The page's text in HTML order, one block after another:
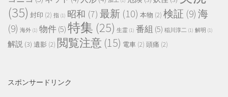
(35) 封印 (2) 指 (1) 昭和 (7) 最新 (10) 本物 (2) 検証 (9) 海
(9) 海外 (1) 物件(5)特集 (25) 生霊 (1) 番組 (5) 稲川淳二 (1) 解明 (1)
解説 (3) 遺影 (2) 閲覧注意 (15) 電車 (2) 頭痛 (2)
スポンサードリンク